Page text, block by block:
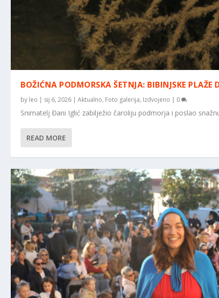
BOŽIĆNA PODMORSKA ŠETNJA: BIBINJSKE
by leo | sij 6, 2026 |Aktualno, Foto galerija, Izdvojeno | 0
Snimatelj Đani Iglić zabilježio čaroliju podmorja i poslao
READ MORE